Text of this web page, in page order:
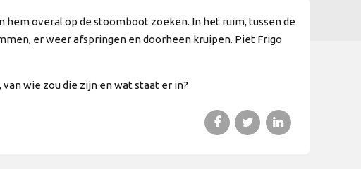
overal op de stoomboot zoeken. In het ruim, tussen de
er weer afspringen en doorheen kruipen. Piet Frigo
wie zou die zijn en wat staat er in?